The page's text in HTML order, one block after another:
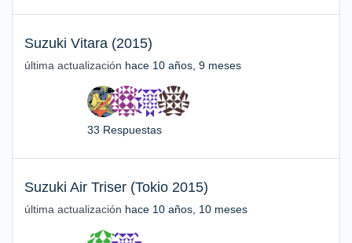
Suzuki Vitara (2015)
última actualización hace 10 años, 9 meses
33 Respuestas
Suzuki Air Triser (Tokio 2015)
última actualización hace 10 años, 10 meses